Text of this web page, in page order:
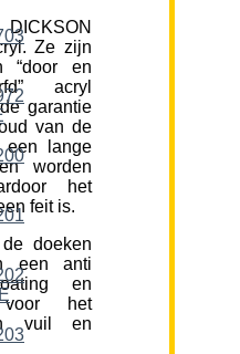
Ze zijn
“door en
acryl
garantie
van de
een lange
worden
het
feit is.
doeken
een anti
en
voor het
vuil en